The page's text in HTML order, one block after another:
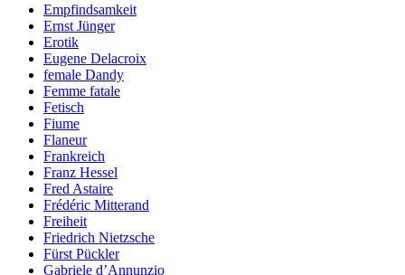
Empfindsamkeit
Ernst Jünger
Erotik
Eugene Delacroix
female Dandy
Femme fatale
Fetisch
Fiume
Flaneur
Frankreich
Franz Hessel
Fred Astaire
Frédéric Mitterand
Freiheit
Friedrich Nietzsche
Fürst Pückler
Gabriele d’Annunzio